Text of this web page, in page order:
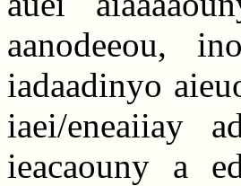
aanodeeou,
iadaadinyo
iaei/eneaiiay
ieacaouny a